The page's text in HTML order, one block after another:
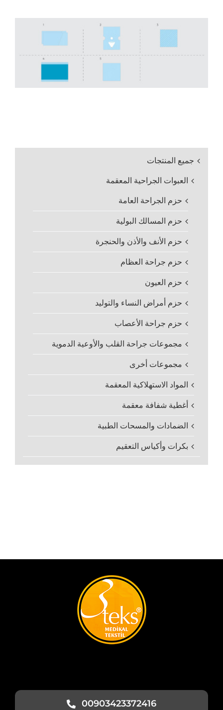
جميع المنتجات
العبوات الجراحية المعقمة
حزم الجراحة العامة
حزم المسالك البولية
حزم الأنف والأذن والحنجرة
حزم جراحة العظام
حزم العيون
حزم أمراض النساء والتوليد
حزم جراحة الأعصاب
مجموعات جراحة القلب والأوعية الدموية
مجموعات أخرى
المواد الاستهلاكية المعقمة
أغطية شفافة معقمة
الضمادات والمسحات الطبية
بكرات وأكياس التعقيم
00903423372416